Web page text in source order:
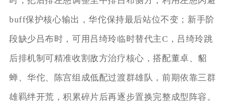
buff保护核心输出，华佗保持最后站位不变；新手阶
段缺少吕布时，可用吕绮玲临时替代主C，吕绮玲跳
后排机制可精准收割敌方治疗核心，搭配董卓、貂
蝉、华佗、陈宫组成低配过渡群雄队，前期依靠三群
雄羁绊开荒，积累碎片后再逐步置换完整成型阵容。